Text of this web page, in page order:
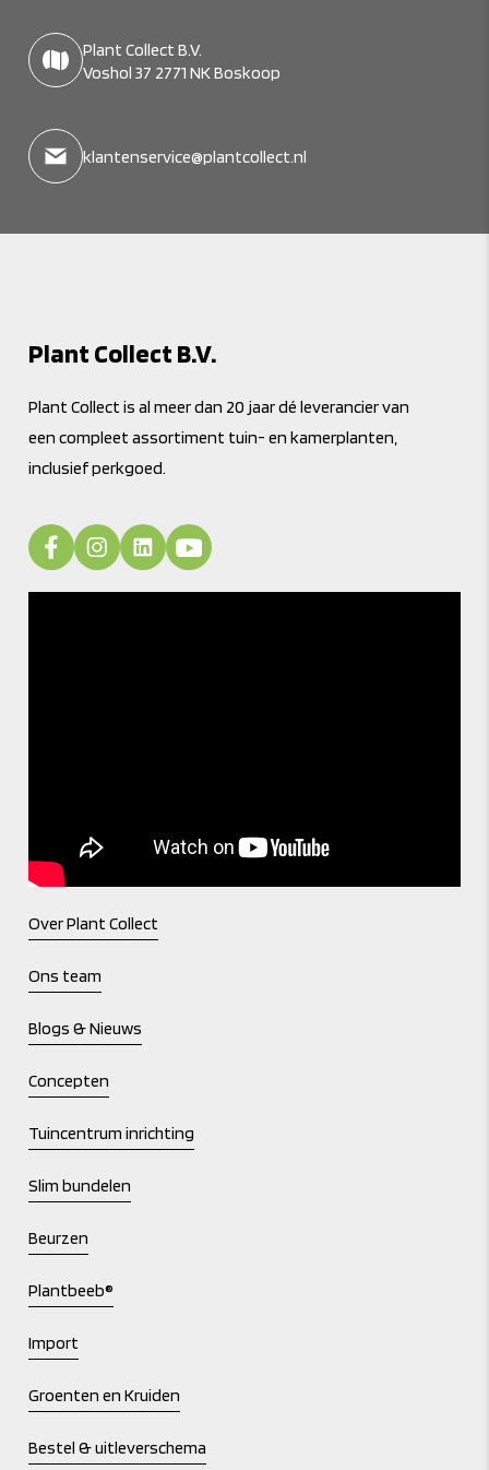
Plant Collect B.V.
Voshol 37 2771 NK Boskoop
klantenservice@plantcollect.nl
Plant Collect B.V.
Plant Collect is al meer dan 20 jaar dé leverancier van
een compleet assortiment tuin- en kamerplanten,
inclusief perkgoed.
Over Plant Collect
Ons team
Blogs & Nieuws
Concepten
Tuincentrum inrichting
Slim bundelen
Beurzen
Plantbeeb®
Import
Groenten en Kruiden
Bestel & uitleverschema